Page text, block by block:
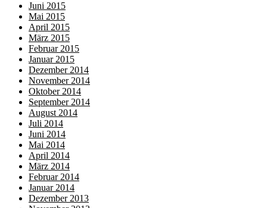
Juni 2015
Mai 2015
April 2015
März 2015
Februar 2015
Januar 2015
Dezember 2014
November 2014
Oktober 2014
September 2014
August 2014
Juli 2014
Juni 2014
Mai 2014
April 2014
März 2014
Februar 2014
Januar 2014
Dezember 2013